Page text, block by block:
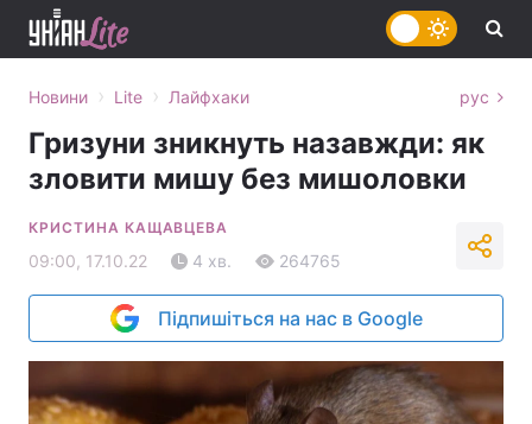
Новини › Lite › Лайфхаки рус
Гризуни зникнуть назавжди: як
зловити мишу без мишоловки
КРИСТИНА КАЩАВЦЕВА
09:00, 17.10.22 4 хв. 264765
Підпишіться на нас в Google